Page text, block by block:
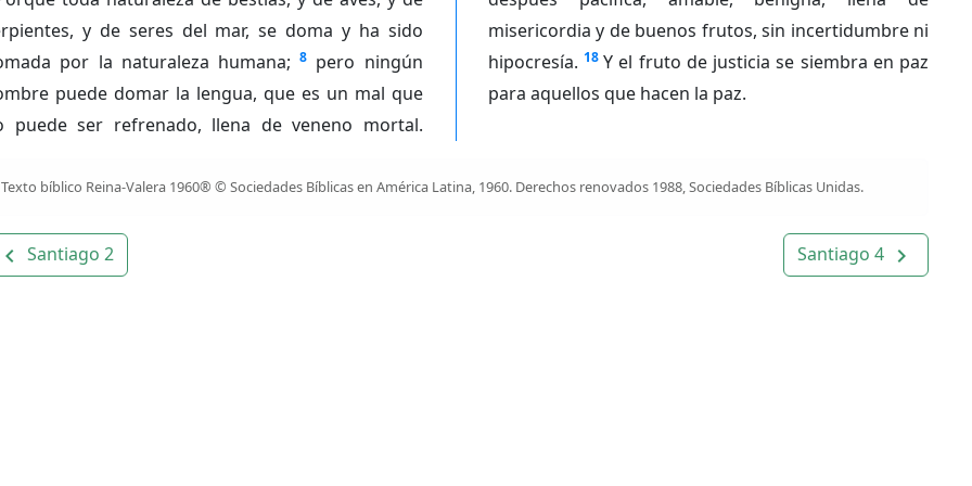
y de seres del mar, se doma y ha sido
por la naturaleza humana; 8 pero ningún
puede domar la lengua, que es un mal que
puede ser refrenado, llena de veneno mortal.
misericordia y de buenos frutos, sin incertidumbre ni
hipocresía. 18 Y el fruto de justicia se siembra en paz
para aquellos que hacen la paz.
Texto bíblico Reina-Valera 1960® © Sociedades Bíblicas en América Latina, 1960. Derechos renovados 1988, Sociedades Bíblicas Unidas.
navigate_before Santiago 2 Santiago 4 navigate_next